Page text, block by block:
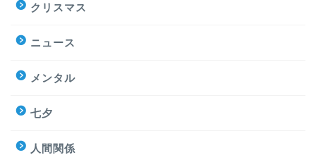
クリスマス
ニュース
メンタル
七夕
人間関係